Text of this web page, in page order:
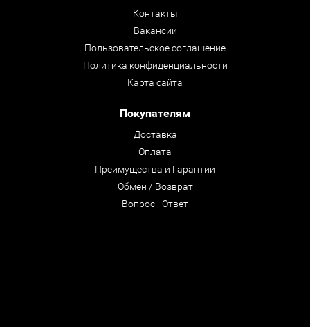
Контакты
Вакансии
Пользовательское соглашение
Политика конфиденциальности
Карта сайта
Покупателям
Доставка
Оплата
Преимущества и Гарантии
Обмен / Возврат
Вопрос - Ответ